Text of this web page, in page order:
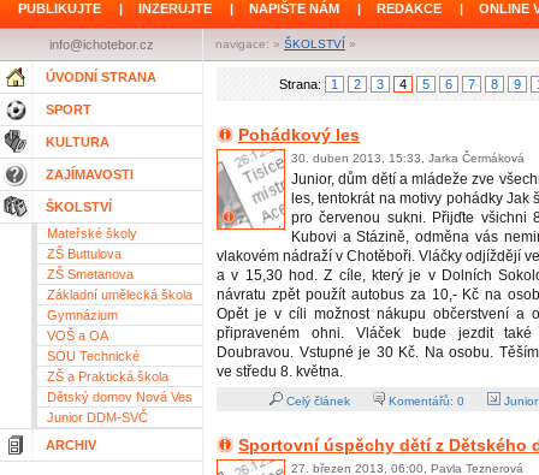
PUBLIKUJTE | INZERUJTE | NAPIŠTE NÁM | REDAKCE | ONLINE
navigace: » ŠKOLSTVÍ »
info@ichotebor.cz
ÚVODNÍ STRANA
SPORT
KULTURA
ZAJÍMAVOSTI
ŠKOLSTVÍ
Mateřské školy
ZŠ Buttulova
ZŠ Smetanova
Základní umělecká škola
Gymnázium
VOŠ a OA
SOU Technické
ZŠ a Praktická škola
Dětský domov Nová Ves
Junior DDM-SVČ
ARCHIV
Strana: 1 2 3 4 5 6 7 8 9
Pohádkový les
30. duben 2013, 15:33, Jarka Čermáková
Junior, dům dětí a mládeže zve
les, tentokrát na motivy pohádky Jak
pro červenou sukni. Přijďte všichni
Kubovi a Stázině, odměna vás
vlakovém nádraží v Chotěboři. Vláčky odjíždějí
a v 15,30 hod. Z cíle, který je v Dolních
návratu zpět použít autobus za 10,- Kč na
Opět je v cíli možnost nákupu občerstvení a
připraveném ohni. Vláček bude jezdit
Doubravou. Vstupné je 30 Kč. Na osobu.
ve středu 8. května.
Celý článek Komentářů: 0
Sportovní úspěchy dětí z Dětského
27. březen 2013, 06:00, Pavla Teznerová